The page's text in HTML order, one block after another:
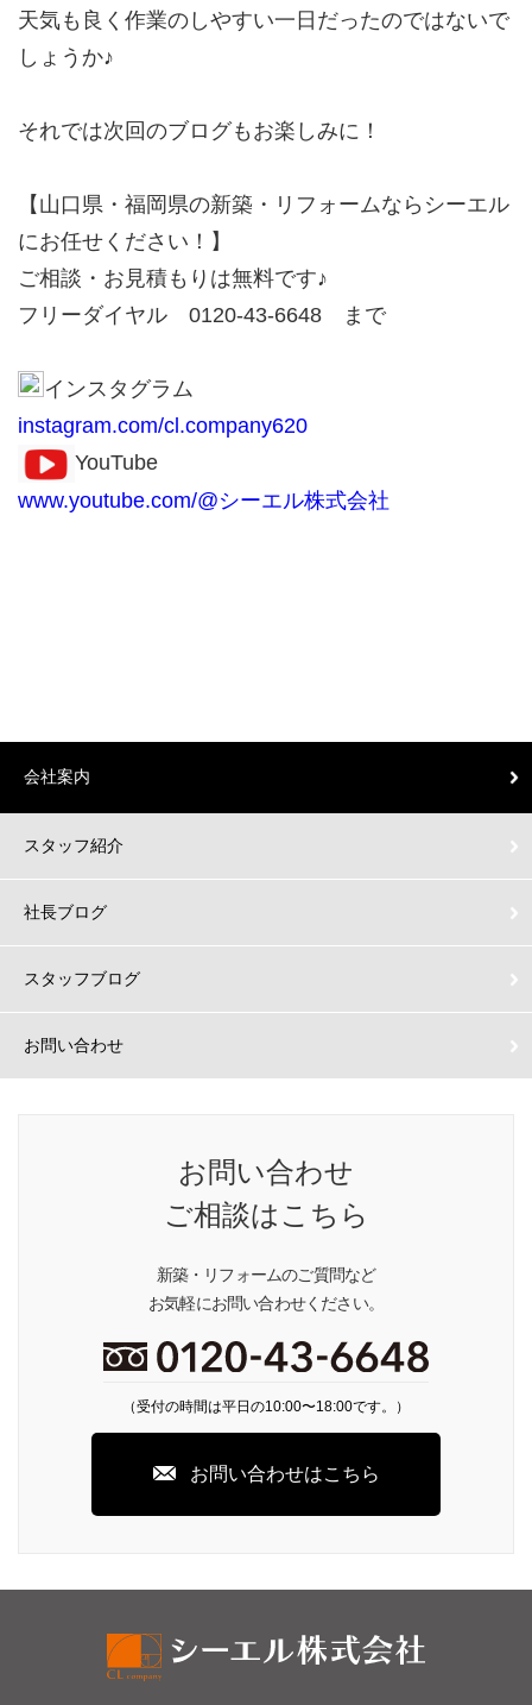
天気も良く作業のしやすい一日だったのではないで
しょうか♪
それでは次回のブログもお楽しみに！
【山口県・福岡県の新築・リフォームならシーエル
にお任せください！】
ご相談・お見積もりは無料です♪
フリーダイヤル 0120-43-6648 まで
インスタグラム
instagram.com/cl.company620
YouTube
www.youtube.com/@シーエル株式会社
会社案内
スタッフ紹介
社長ブログ
スタッフブログ
お問い合わせ
お問い合わせ
ご相談はこちら
新築・リフォームのご質問など
お気軽にお問い合わせください。
（受付の時間は平日の10:00〜18:00です。）
お問い合わせはこちら